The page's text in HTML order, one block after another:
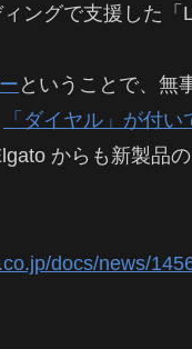
ングで支援した「
ということで、無
「ダイヤル」が付い
からも新製品
docs/news/